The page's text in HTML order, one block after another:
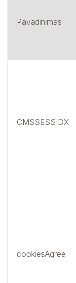
Pavadinimas
CMSSESSIDX
cookiesAgree